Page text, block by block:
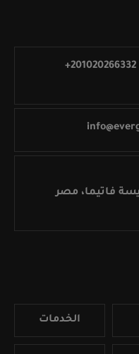
+201020266332
فاتيما، مصر
الخدمات